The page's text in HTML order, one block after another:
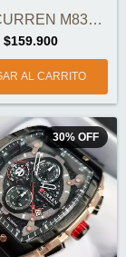
RELOJ CURREN M8363-2 CRONOGRAFOS ORIGINA...
$159.900
30% OFF